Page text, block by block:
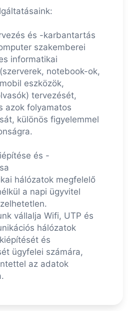
és -karbantartás
szakemberei
informatikai
notebook-ok,
eszközök,
tervezését,
azok folyamatos
különös figyelemmel
és -
hálózatok megfelelő
a napi ügyvitel
vállalja Wifi, UTP és
hálózatok
és
ügyfelei számára,
az adatok